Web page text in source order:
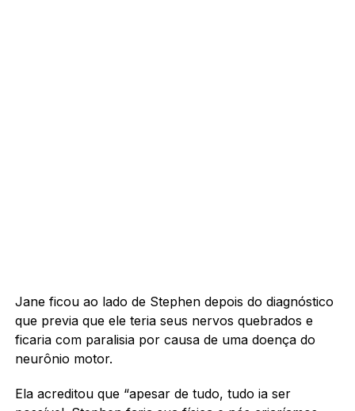
Jane ficou ao lado de Stephen depois do diagnóstico
que previa que ele teria seus nervos quebrados e
ficaria com paralisia por causa de uma doença do
neurônio motor.
Ela acreditou que “apesar de tudo, tudo ia ser